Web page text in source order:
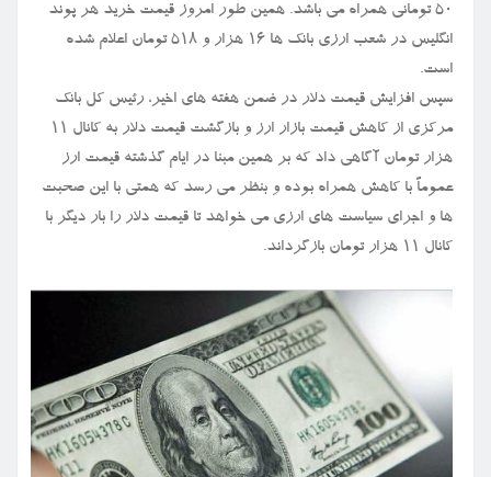
۵۰ تومانی همراه می باشد. همین طور امروز قیمت خرید هر پوند
انگلیس در شعب ارزی بانک ها ۱۶ هزار و ۵۱۸ تومان اعلام شده
است.
سپس افزایش قیمت دلار در ضمن هفته های اخیر، رئیس کل بانک
مرکزی از کاهش قیمت بازار ارز و بازگشت قیمت دلار به کانال ۱۱
هزار تومان آگاهی داد که بر همین مبنا در ایام گذشته قیمت ارز
عموماً با کاهش همراه بوده و بنظر می رسد که همتی با این صحبت
ها و اجرای سیاست های ارزی می خواهد تا قیمت دلار را بار دیگر با
کانال ۱۱ هزار تومان بازگرداند.